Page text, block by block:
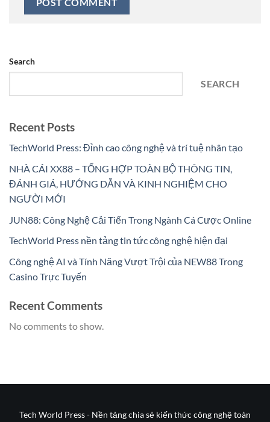
Search
SEARCH
Recent Posts
TechWorld Press: Đỉnh cao công nghệ và trí tuệ nhân tạo
NHÀ CÁI XX88 – TỔNG HỢP TOÀN BỘ THÔNG TIN,
ĐÁNH GIÁ, HƯỚNG DẪN VÀ KINH NGHIỆM CHO
NGƯỜI MỚI
JUN88: Công Nghệ Cải Tiến Trong Ngành Cá Cược Online
TechWorld Press nền tảng tin tức công nghệ hiện đại
Công nghệ AI và Tính Năng Vượt Trội của NEW88 Trong
Casino Trực Tuyến
Recent Comments
No comments to show.
Tech World Press - Nền tảng chia sẻ kiến thức công nghệ toàn